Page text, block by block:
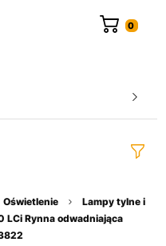
Oświetlenie
Lampy tylne i
LCi Rynna odwadniająca